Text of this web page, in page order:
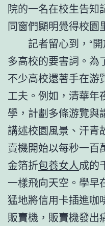
院的一名在校生告知
同窗們顯明覺得校園
記者留心到，“
多高校的要害詞。為
不少高校還著手在游
工夫。例如，清華年
學，計劃多條游覽與
講述校園風景、汗青
賣機開始以每秒一百
金箔折包養女人成的
一樣飛向天空。學早
猛地將信用卡插進咖
販賣機，販賣機發出